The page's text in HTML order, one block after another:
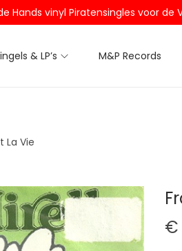
Hands vinyl Piratensingles voor
& LP’s M&P Records
La Vie
€